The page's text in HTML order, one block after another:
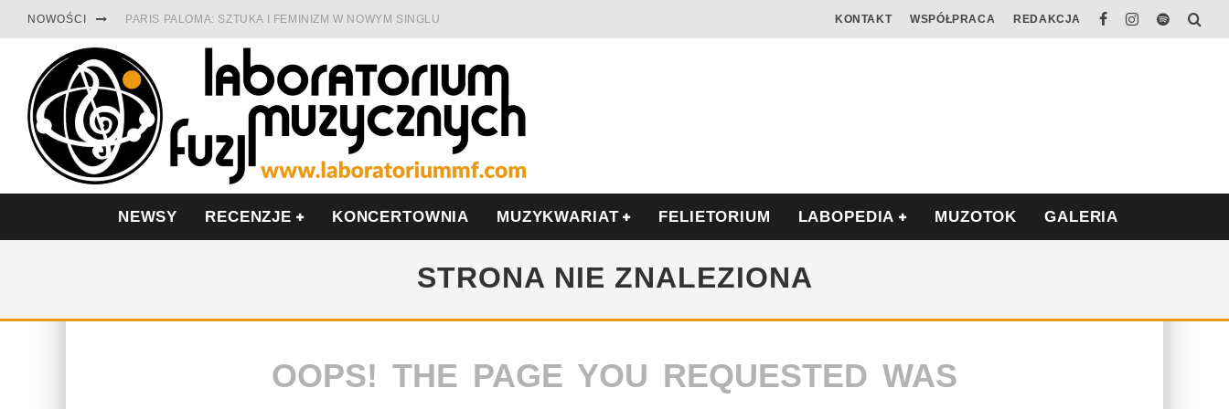
NOWOŚCI PARIS PALOMA: SZTUKA I FEMINIZM W NOWYM SINGLU
TABULA RASA Z SINGLEM DIAMENTY. SAMOTNOŚĆ I OPÓR
CINNAMON GUM MIĘDZY SOULEM A PAMIĘCIĄ
FRANCUSKI PROG METAL WEDŁUG DUALISIS
LESZEK KUŁAKOWSKI NAGRAŁ JAZZFONIĘ O POLSCE
KONTAKT WSPÓŁPRACA REDAKCJA
NEWSY RECENZJE KONCERTOWNIA MUZYKWARIAT FELIETORIUM LABOPEDIA MUZOTOK GALERIA
STRONA NIE ZNALEZIONA
OOPS! THE PAGE YOU REQUESTED WAS